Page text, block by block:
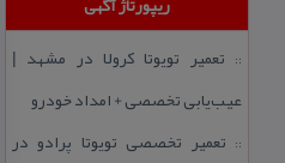
:: تعمیر تویوتا كرولا در مشهد |
عیب‌یابی تخصصی + امداد خودرو
:: تعمیر تخصصی تویوتا پرادو در